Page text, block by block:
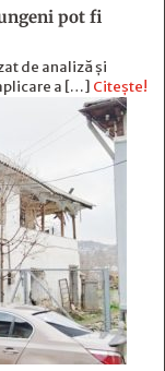
pot fi
de analiză și
a […] Citește!